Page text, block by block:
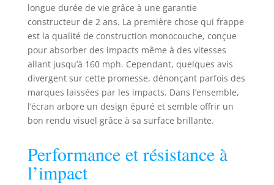
simulateur de golf
est doté de
renforcées pour
une meilleure
durabilité. Conçu
pour s'intégrer
parfaitement à
votre cadre
personnalisé, il
fiable pour les
simulateurs de golf
longue durée de vie grâce à une garantie
constructeur de 2 ans. La première chose qui frappe
est la qualité de construction monocouche, conçue
pour absorber des impacts même à des vitesses
allant jusqu’à 160 mph. Cependant, quelques avis
divergent sur cette promesse, dénonçant parfois des
marques laissées par les impacts. Dans l’ensemble,
l’écran arbore un design épuré et semble offrir un
bon rendu visuel grâce à sa surface brillante.
Performance et résistance à
l’impact